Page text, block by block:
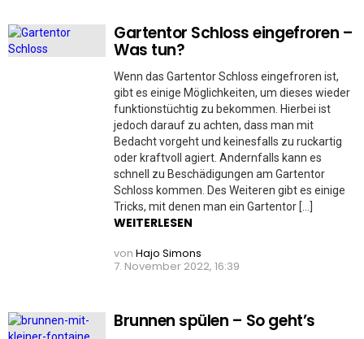
Gartentor Schloss eingefroren –
Was tun?
Wenn das Gartentor Schloss eingefroren ist,
gibt es einige Möglichkeiten, um dieses wieder
funktionstüchtig zu bekommen. Hierbei ist
jedoch darauf zu achten, dass man mit
Bedacht vorgeht und keinesfalls zu ruckartig
oder kraftvoll agiert. Andernfalls kann es
schnell zu Beschädigungen am Gartentor
Schloss kommen. Des Weiteren gibt es einige
Tricks, mit denen man ein Gartentor […]
WEITERLESEN
von Hajo Simons
7. November 2022, 16:39
Brunnen spülen – So geht’s